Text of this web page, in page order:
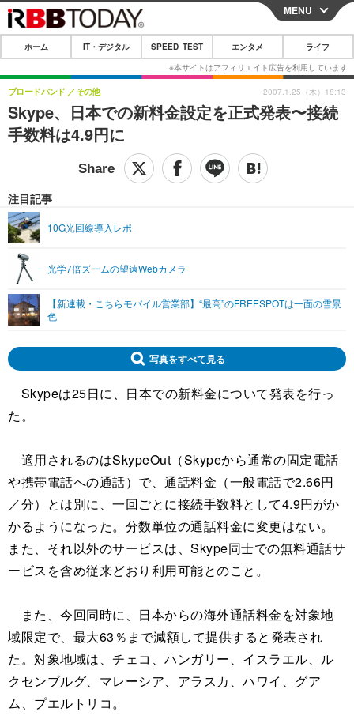
CLOSE
ホーム
IT・デジタル
IT・デジタルTOP スマートフォン
その他
SPEED TEST
映画・ドラマ
グラビア
ショッピング その他
ライフTOP
リリース一覧
プッシュ通知の停止方法
MENU
ホーム IT・デジタル SPEED TEST エンタメ ライフ
Skype、日本での新料金設定を正式発表〜接続
手数料は4.9円に
ブロードバンド その他
注目記事
10G光回線導入レポ
光学7倍ズームの望遠Webカメラ
【新連載・こちらモバイル営業部】“最高”のFREESPOTは一面の雪景
色
2007.1.25（木）18:13
写真をすべて見る
Skypeは25日に、日本での新料金について発表を行っ
た。
適用されるのはSkypeOut（Skypeから通常の固定電話
や携帯電話への通話）で、通話料金（一般電話で2.66円
／分）とは別に、一回ごとに接続手数料として4.9円がか
かるようになった。分数単位の通話料金に変更はない。
また、それ以外のサービスは、Skype同士での無料通話サ
ービスを含め従来どおり利用可能とのこと。
また、今回同時に、日本からの海外通話料金を対象地
域限定で、最大63％まで減額して提供すると発表され
た。対象地域は、チェコ、ハンガリー、イスラエル、ル
クセンブルグ、マレーシア、アラスカ、ハワイ、グア
ム、プエルトリコ。